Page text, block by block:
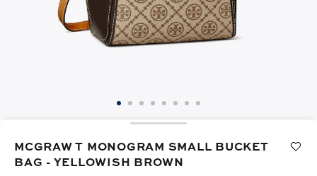
MCGRAW T MONOGRAM SMALL BUCKET
BAG - YELLOWISH BROWN